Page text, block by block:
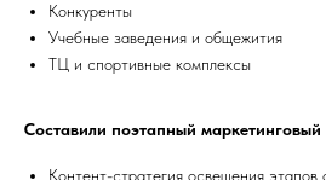
Конкуренты
Учебные заведения и общежития
ТЦ и спортивные комплексы
Составили поэтапный маркетинговый
Контент-стратегия освещения этапов